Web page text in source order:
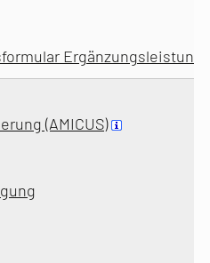
Ergänzungsleistung
(AMICUS)